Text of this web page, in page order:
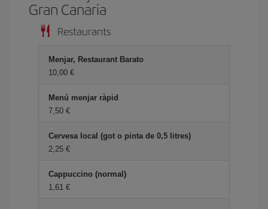
Gran Canaria
Restaurants
Menjar, Restaurant Barato
10,00
Menú menjar ràpid
7,50
Cervesa local (got o pinta de 0,5 litres)
2,25
Cappuccino (normal)
1,61